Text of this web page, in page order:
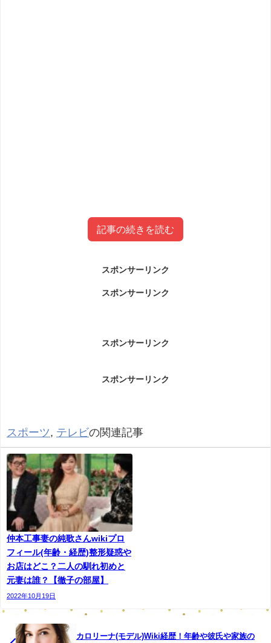
記事の続きを読む
茂木奈津子wikiプロフィール経歴(年齢・大学)です。
名前：茂木奈津子（もぎなつこ）
生年月日：1977年8月29日
年齢：43歳
出身：東京
学歴：慶応義塾女子高等学校、慶應大学、花田学園専門学
校
スポンサーリンク
スポンサーリンク
スポンサーリンク
スポンサーリンク
スポーツ, テレビの関連記事
仲本工事妻の純歌さんwikiプロ
フィール(年齢・経歴)整形疑惑や
お店はどこ？二人の馴れ初めと
元妻は誰？【徹子の部屋】
2022年10月19日
カロリーナ(モデル)Wiki経歴！年齢や彼氏や家族の